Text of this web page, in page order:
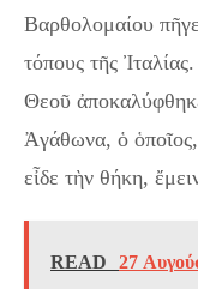
Βαρθολομαίου
τόπους τῆς
Θεοῦ
Ἀγάθωνα, ὁ
εἶδε τὴν θήκη,
READ 27